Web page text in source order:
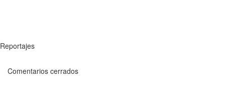
Reportajes
Comentarios cerrados